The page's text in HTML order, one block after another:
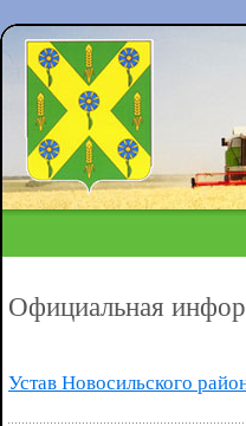
Официальная
Устав Новосильского